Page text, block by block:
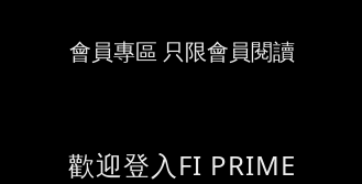
會員專區 只限會員閱讀
歡迎登入FI PRIME